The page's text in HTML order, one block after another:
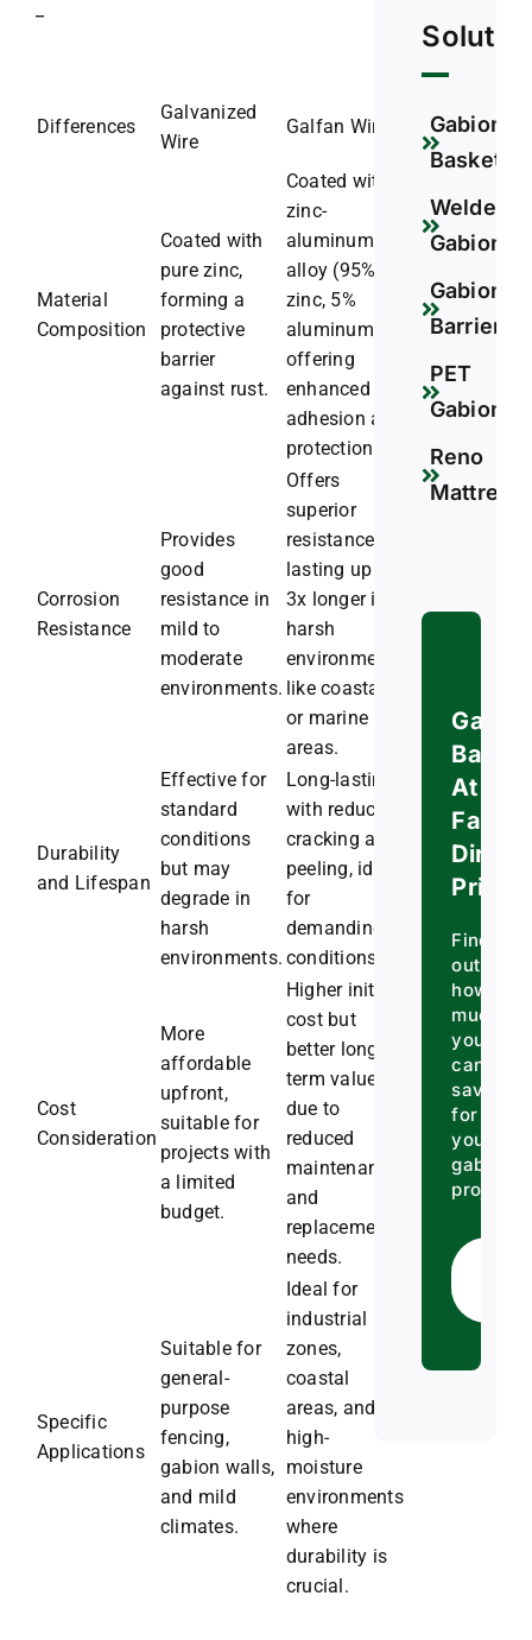
–
Differences
Galvanized
Wire
Galfan Wire
Material
Composition
Coated with
pure zinc,
forming a
protective
barrier
against rust.
Coated with
zinc-
aluminum
alloy (95%
zinc, 5%
aluminum),
offering
enhanced
adhesion and
protection.
Corrosion
Resistance
Provides
good
resistance in
mild to
moderate
environments.
Offers
superior
resistance,
lasting up to
3x longer in
harsh
environments
like coastal
or marine
areas.
Durability
and Lifespan
Effective for
standard
conditions
but may
degrade in
harsh
environments.
Long-lasting,
with reduced
cracking and
peeling, ideal
for
demanding
conditions.
Cost
Consideration
More
affordable
upfront,
suitable for
projects with
a limited
budget.
Higher initial
cost but
better long-
term value
due to
reduced
maintenance
and
replacement
needs.
Specific
Applications
Suitable for
general-
purpose
fencing,
gabion walls,
and mild
climates.
Ideal for
industrial
zones,
coastal
areas, and
high-
moisture
environments
where
durability is
crucial.
Gabion
Basket
Welded
Gabion
Gabion
Barrier
PET
Gabion
Reno
Mattress
Basket
At
Direct
Prices
Find
out
how
much
you
can
save
for
your
gabion
projects.